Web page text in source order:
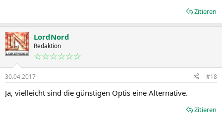
Zitieren
LordNord
Redaktion
☆☆☆☆☆☆
30.04.2017 #18
Ja, vielleicht sind die günstigen Optis eine Alternative.
Zitieren